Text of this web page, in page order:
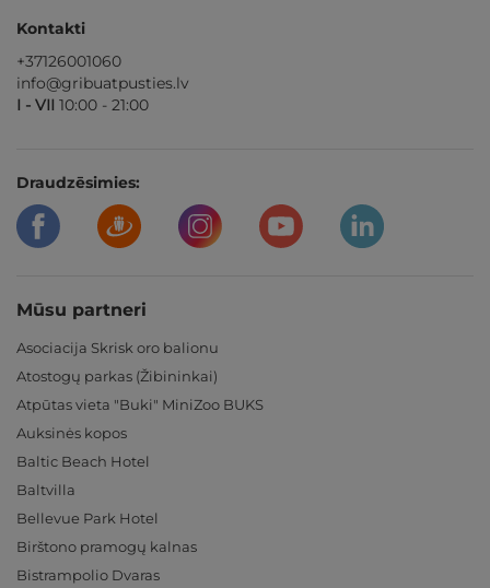
Kontakti
+37126001060
info@gribuatpusties.lv
I - VII 10:00 - 21:00
Draudzēsimies:
Mūsu partneri
Asociacija Skrisk oro balionu
Atostogų parkas (Žibininkai)
Atpūtas vieta "Buki" MiniZoo BUKS
Auksinės kopos
Baltic Beach Hotel
Baltvilla
Bellevue Park Hotel
Birštono pramogų kalnas
Bistrampolio Dvaras